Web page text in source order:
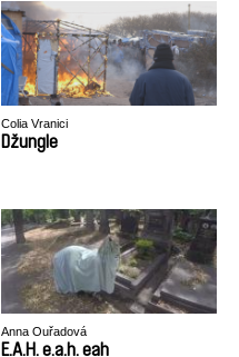
Colia Vranici
Džungle
Anna Ouřadová
E.A.H. e.a.h. eah